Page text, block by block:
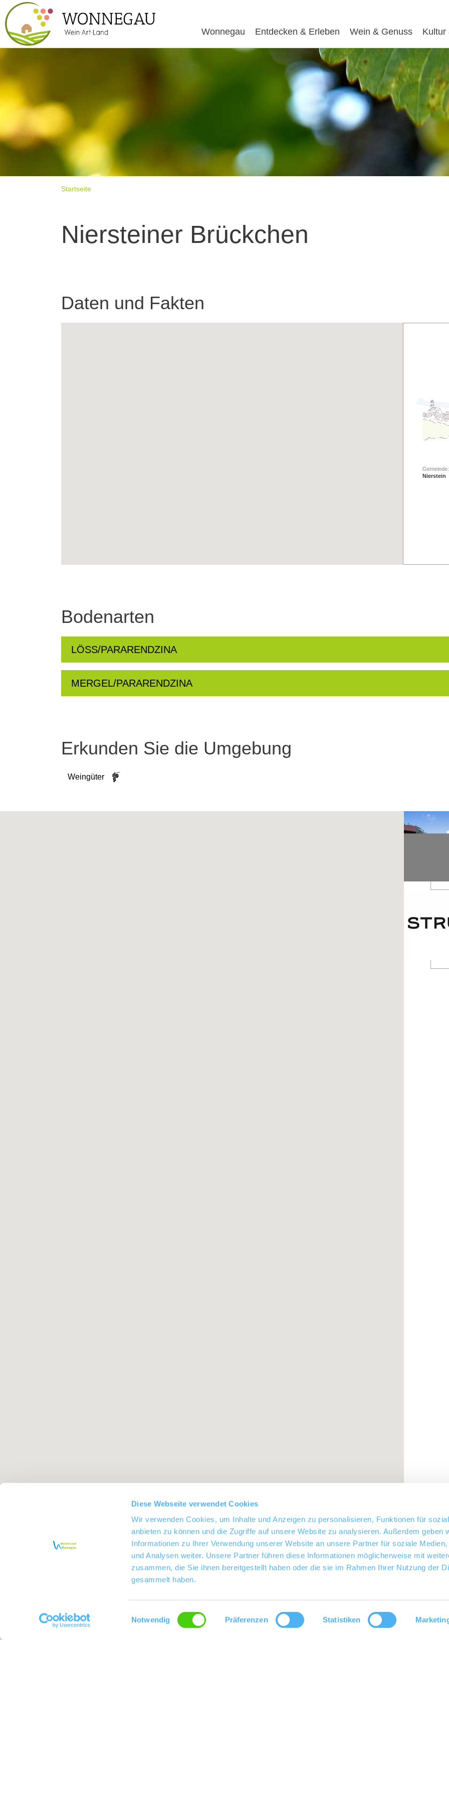
Diese Webseite verwendet Cookies
Wir verwenden Cookies, um Inhalte und Anzeigen zu personalisieren, Funktionen für
anbieten zu können und die Zugriffe auf unsere Website zu analysieren. Außerdem geben
Informationen zu Ihrer Verwendung unserer Website an unsere Partner für soziale Medien,
und Analysen weiter. Unsere Partner führen diese Informationen möglicherweise mit
zusammen, die Sie ihnen bereitgestellt haben oder die sie im Rahmen Ihrer Nutzung der
gesammelt haben.
Einwilligungsauswahl
Notwendig Präferenzen Statistiken
Wonnegau Entdecken & Erleben Wein & Genuss Kultur
Startseite
Niersteiner Brückchen
Daten und Fakten
Gemeinde:
Nierstein
Bodenarten
LÖSS/PARARENDZINA
MERGEL/PARARENDZINA
Erkunden Sie die Umgebung
Weingüter